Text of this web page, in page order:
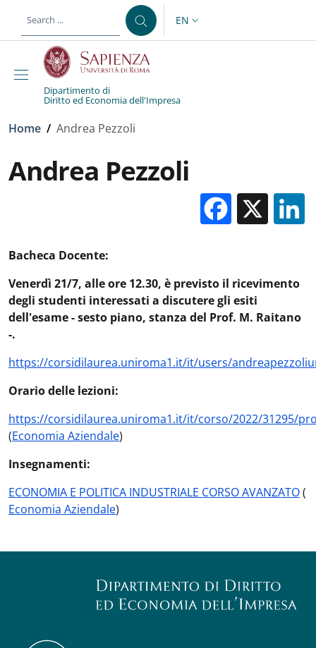
LANGUAGE SWITCHER:
EN
Dipartimento di
Diritto ed Economia dell'Impresa
Breadcrumb
Home / Andrea Pezzoli
Andrea Pezzoli
X
Bacheca Docente:
Venerdì 21/7, alle ore 12.30, è previsto il ricevimento
degli studenti interessati a discutere gli esiti
dell'esame - sesto piano, stanza del Prof. M. Raitano
-.
https://corsidilaurea.uniroma1.it/it/users/
Orario delle lezioni:
https://corsidilaurea.uniroma1.it/it/corso/2022/31295/
(Economia Aziendale)
Insegnamenti:
ECONOMIA E POLITICA INDUSTRIALE CORSO AVANZATO(
Economia Aziendale)